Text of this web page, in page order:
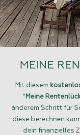
MEINE
Mit diesem
"Meine
anderem Schritt für
diese berechnen
dein finanzielles